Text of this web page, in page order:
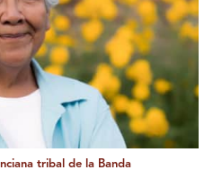
tribal de la Banda